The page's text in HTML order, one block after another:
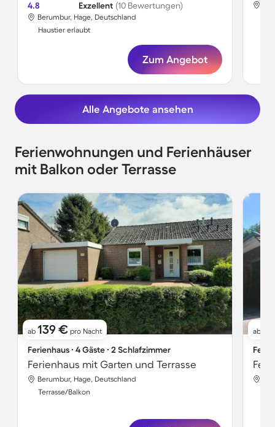
4.8 Exzellent (10 Bewertungen)
Berumbur, Hage, Deutschland
Haustier erlaubt
Zum Angebot
Alle Angebote ansehen
Ferienwohnungen und Ferienhäuser
mit Balkon oder Terrasse
ab 139 € pro Nacht
Ferienhaus ∙ 4 Gäste ∙ 2 Schlafzimmer
Ferienhaus mit Garten und Terrasse
Berumbur, Hage, Deutschland
Terrasse/Balkon
ab